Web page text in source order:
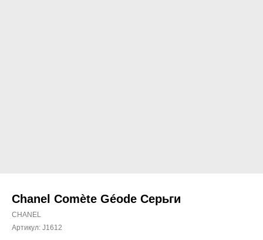
Chanel Comète Géode Серьги
CHANEL
Артикул: J1612